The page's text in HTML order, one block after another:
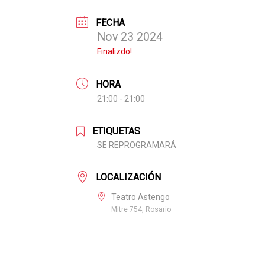
FECHA
Nov 23 2024
Finalizdo!
HORA
21:00 - 21:00
ETIQUETAS
SE REPROGRAMARÁ
LOCALIZACIÓN
Teatro Astengo
Mitre 754, Rosario